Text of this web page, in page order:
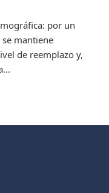
por un
mantiene
de reemplazo y,